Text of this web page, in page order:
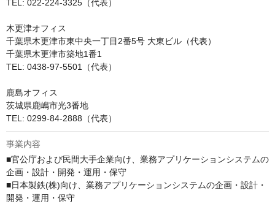
TEL: 022-224-3325（代表）
木更津オフィス
千葉県木更津市東中央一丁目2番5号 大東ビル（代表）
千葉県木更津市築地1番1
TEL: 0438-97-5501（代表）
鹿島オフィス
茨城県鹿嶋市光3番地
TEL: 0299-84-2888（代表）
事業内容
■官公庁および民間大手企業向け、業務アプリケーションシステムの
企画・設計・開発・運用・保守
■日本製鉄(株)向け、業務アプリケーションシステムの企画・設計・
開発・運用・保守